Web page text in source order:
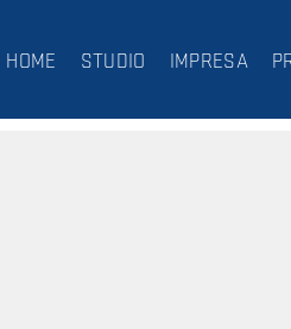
HOME STUDIO IMPRESA